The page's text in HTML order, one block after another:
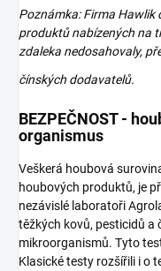
Poznámka: Firma Hawlik
produktů nabízených na
zdaleka nedosahovaly,
čínských dodavatelů.
BEZPEČNOST -
organismus
Veškerá houbová
houbových produktů, je
nezávislé laboratoři
těžkých kovů, pesticidů a
mikroorganismů. Tyto
Klasické testy rozšířili i o